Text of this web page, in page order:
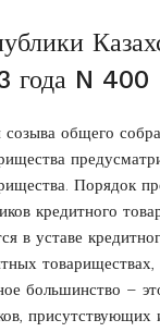
года N 400
общего
Порядок
кредитного
в уставе
товариществах,
большинство –
присутствующих